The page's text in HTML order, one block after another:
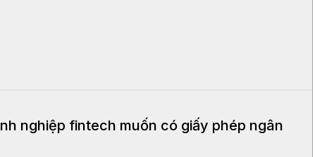
nghiệp fintech muốn có giấy phép ngân